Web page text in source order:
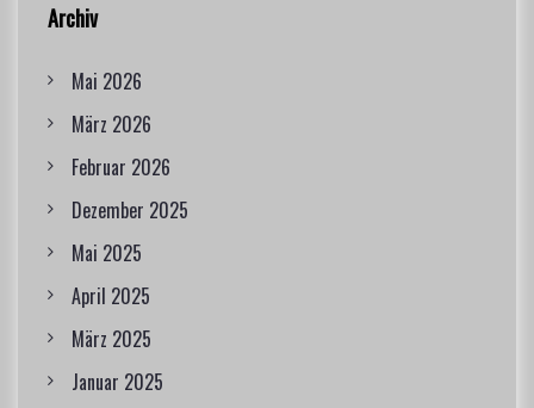
Archiv
Mai 2026
März 2026
Februar 2026
Dezember 2025
Mai 2025
April 2025
März 2025
Januar 2025